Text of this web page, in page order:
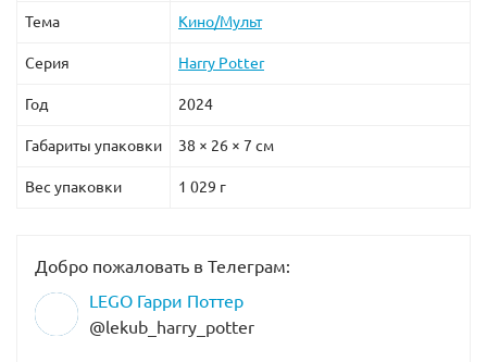
Тема Кино/Мульт
Серия Harry Potter
Год 2024
Габариты упаковки 38 × 26 × 7 см
Вес упаковки 1 029 г
Добро пожаловать в Телеграм:
LEGO Гарри Поттер
@lekub_harry_potter